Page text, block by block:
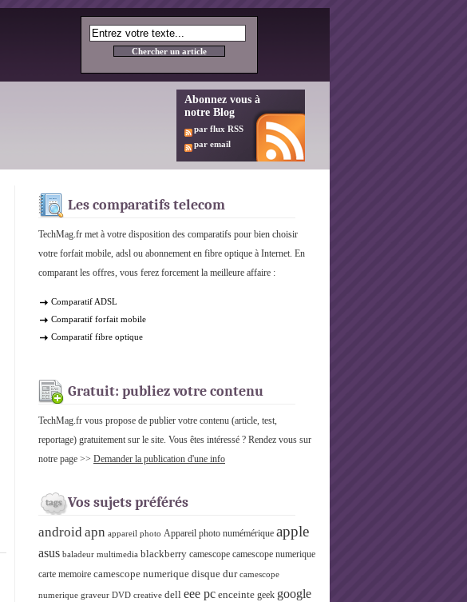
Abonnez vous à
notre Blog
par flux RSS
par email
Les comparatifs telecom
TechMag.fr met à votre disposition des comparatifs pour bien choisir
votre forfait mobile, adsl ou abonnement en fibre optique à Internet. En
comparant les offres, vous ferez forcement la meilleure affaire :
Comparatif ADSL
Comparatif forfait mobile
Comparatif fibre optique
Gratuit: publiez votre contenu
TechMag.fr vous propose de publier votre contenu (article, test,
reportage) gratuitement sur le site. Vous êtes intéressé ? Rendez vous sur
notre page >> Demander la publication d'une info
Vos sujets préférés
androidapn appareil photo Appareil photo numémérique apple
asus baladeur multimedia blackberry camescope camescope numerique
carte memoire camescope numerique disque dur camescope
numerique graveur DVD creative dell eee pc enceinte geek google